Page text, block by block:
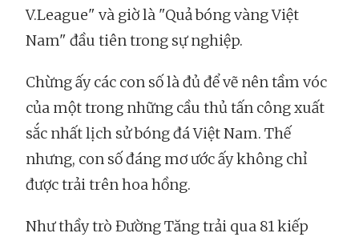
V.League" và giờ là "Quả bóng vàng Việt
Nam" đầu tiên trong sự nghiệp.
Chừng ấy các con số là đủ để vẽ nên tầm vóc
của một trong những cầu thủ tấn công xuất
sắc nhất lịch sử bóng đá Việt Nam. Thế
nhưng, con số đáng mơ ước ấy không chỉ
được trải trên hoa hồng.
Như thầy trò Đường Tăng trải qua 81 kiếp